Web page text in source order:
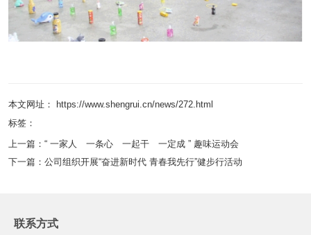
本文网址： https://www.shengrui.cn/news/272.html
标签：
上一篇： “ 一家人 一条心 一起干 一定成 ” 趣味运动会
下一篇： 公司组织开展“奋进新时代 青春我先行”健步行活动
联系方式